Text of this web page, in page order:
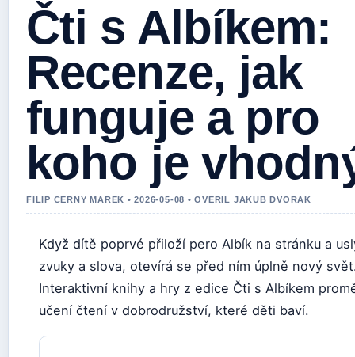
Čti s Albíkem:
Recenze, jak
funguje a pro
koho je
FILIP CERNY MAREK • 2026-05-08 • OVERIL JAKUB DVORAK
Když dítě poprvé přiloží pero Albík na stránku a
zvuky a slova, otevírá se před ním úplně nový
Interaktivní knihy a hry z edice Čti s Albíkem
učení čtení v dobrodružství, které děti baví.